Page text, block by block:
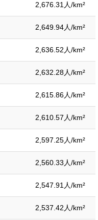
2,676.31人/km²
2,649.94人/km²
2,636.52人/km²
2,632.28人/km²
2,615.86人/km²
2,610.57人/km²
2,597.25人/km²
2,560.33人/km²
2,547.91人/km²
2,537.42人/km²